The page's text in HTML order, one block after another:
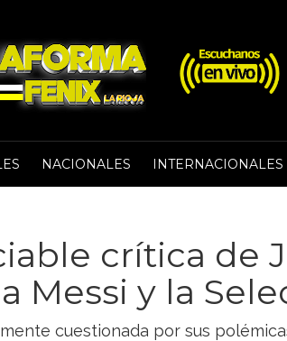
NACIONALES INTERNACIONALES
crítica de
Messi y la
cuestionada por sus